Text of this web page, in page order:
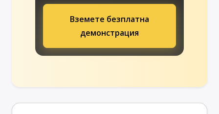
Вземете безплатна
демонстрация